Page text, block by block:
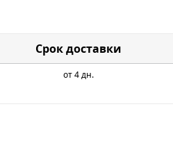
Срок доставки
от 4 дн.